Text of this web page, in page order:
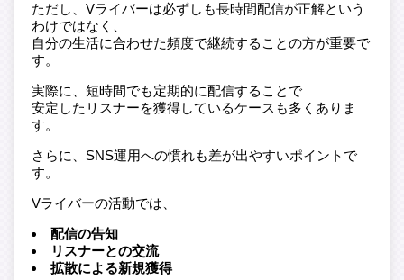
ただし、Vライバーは必ずしも長時間配信が正解という
わけではなく、
自分の生活に合わせた頻度で継続することの方が重要で
す。
実際に、短時間でも定期的に配信することで
安定したリスナーを獲得しているケースも多くありま
す。
さらに、SNS運用への慣れも差が出やすいポイントで
す。
Vライバーの活動では、
配信の告知
リスナーとの交流
拡散による新規獲得